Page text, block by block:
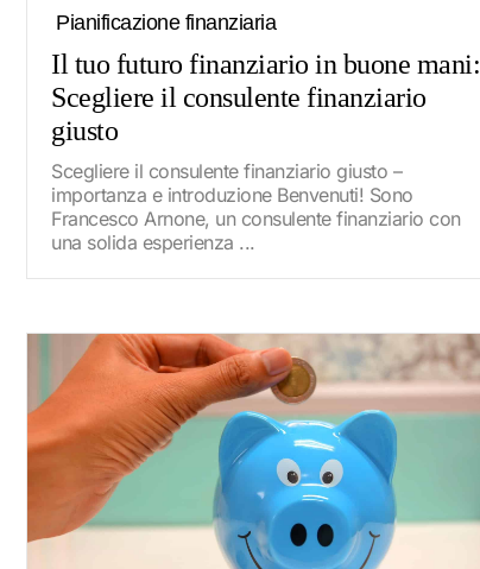
Pianificazione finanziaria
Il tuo futuro finanziario in buone mani:
Scegliere il consulente finanziario
giusto
Scegliere il consulente finanziario giusto –
importanza e introduzione Benvenuti! Sono
Francesco Arnone, un consulente finanziario con
una solida esperienza ...